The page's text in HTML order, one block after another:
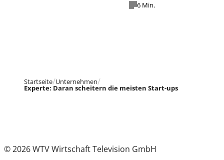
6 Min.
Startseite Unternehmen
Experte: Daran scheitern die meisten Start-ups
© 2026 WTV Wirtschaft Television GmbH